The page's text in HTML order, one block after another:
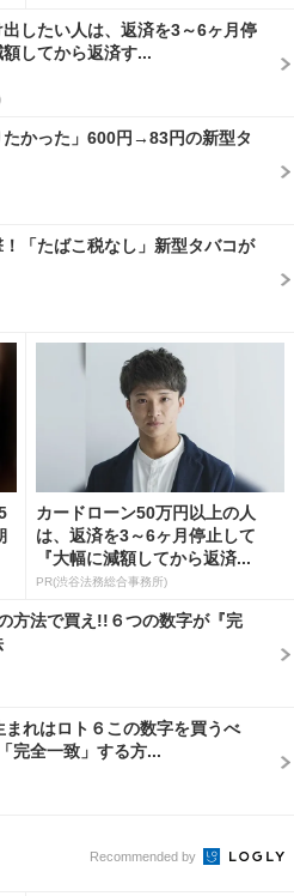
出したい人は、返済を3～6ヶ月停
してから返済す...
たかった」600円→83円の新型タ
「たばこ税なし」新型タバコが
カードローン50万円以上の人
は、返済を3～6ヶ月停止して
『大幅に減額してから返済...
PR(渋谷法務総合事務所)
方法で買え!!６つの数字が『完
まれはロト６この数字を買うべ
完全一致」する方...
Recommended by